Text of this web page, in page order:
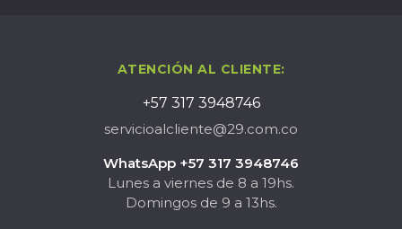
ATENCIÓN AL CLIENTE:
+57 317 3948746
servicioalcliente@29.com.co
WhatsApp +57 317 3948746
Lunes a viernes de 8 a 19hs.
Domingos de 9 a 13hs.